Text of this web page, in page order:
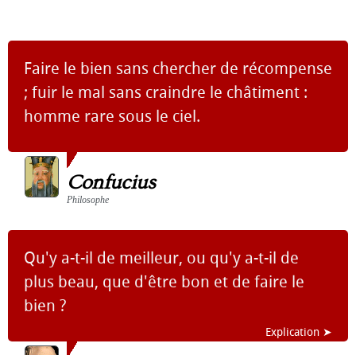
Faire le bien sans chercher de récompense
; fuir le mal sans craindre le châtiment :
homme rare sous le ciel.
Confucius
Philosophe
Qu'y a-t-il de meilleur, ou qu'y a-t-il de
plus beau, que d'être bon et de faire le
bien ?
Explication ➤